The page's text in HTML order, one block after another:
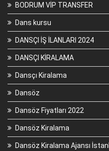
BODRUM VİP TRANSFER
Dans kursu
DANSÇI İŞ İLANLARI 2024
DANSÇI KİRALAMA
Dansçı Kiralama
Dansöz
Dansöz Fiyatları 2022
Dansöz Kiralama
Dansöz Kiralama Ajansı